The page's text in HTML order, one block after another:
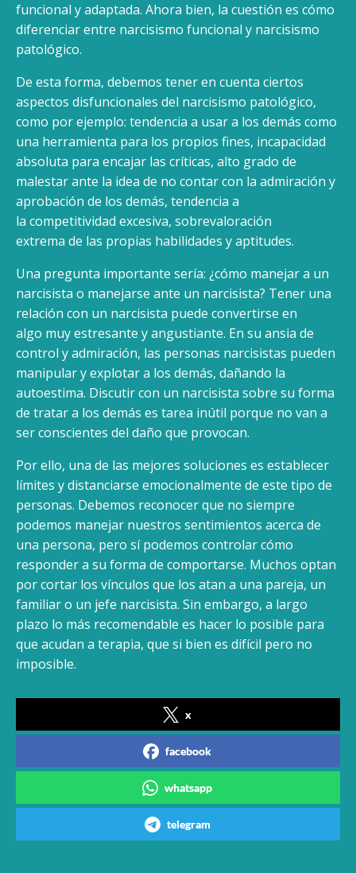
funcional y adaptada. Ahora bien, la cuestión es cómo
diferenciar entre narcisismo funcional y narcisismo
patológico.
De esta forma, debemos tener en cuenta ciertos
aspectos disfuncionales del narcisismo patológico,
como por ejemplo: tendencia a usar a los demás como
una herramienta para los propios fines, incapacidad
absoluta para encajar las críticas, alto grado de
malestar ante la idea de no contar con la admiración y
aprobación de los demás, tendencia a
la competitividad excesiva, sobrevaloración
extrema de las propias habilidades y aptitudes.
Una pregunta importante sería: ¿cómo manejar a un
narcisista o manejarse ante un narcisista? Tener una
relación con un narcisista puede convertirse en
algo muy estresante y angustiante. En su ansia de
control y admiración, las personas narcisistas pueden
manipular y explotar a los demás, dañando la
autoestima. Discutir con un narcisista sobre su forma
de tratar a los demás es tarea inútil porque no van a
ser conscientes del daño que provocan.
Por ello, una de las mejores soluciones es establecer
límites y distanciarse emocionalmente de este tipo de
personas. Debemos reconocer que no siempre
podemos manejar nuestros sentimientos acerca de
una persona, pero sí podemos controlar cómo
responder a su forma de comportarse. Muchos optan
por cortar los vínculos que los atan a una pareja, un
familiar o un jefe narcisista. Sin embargo, a largo
plazo lo más recomendable es hacer lo posible para
que acudan a terapia, que si bien es difícil pero no
imposible.
x
facebook
whatsapp
telegram